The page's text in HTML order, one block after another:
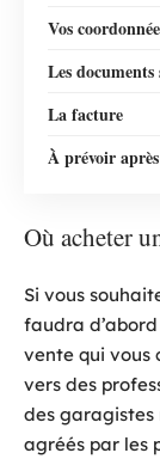
Vos
Les
La facture
À prévoir
Où acheter
Si vous
faudra
vente qui vous
vers des
des garagistes
agréés par les